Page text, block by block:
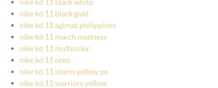
nike kd 11 black white
nike kd 11 black gold
nike kd 11 agimat philippines
nike kd 11 march madness
nike kd 11 multicolor
nike kd 11 oreo
nike kd 11 storm yellow pe
nike kd 11 warriors yellow